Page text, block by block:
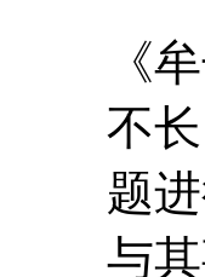
《牟
不
题
与